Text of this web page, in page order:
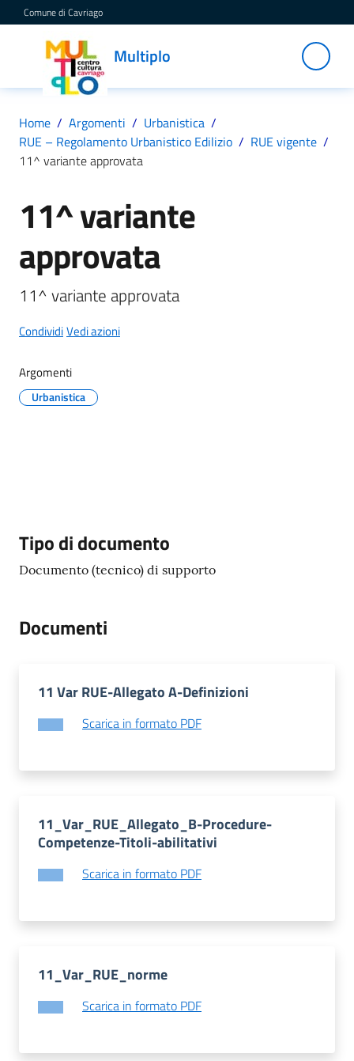
Vai al contenuto
Vai alla navigazione
Vai al footer
Comune di Cavriago
Multiplo
Multiplo
Centro
Cultura
a
a
o
o
saperne
più
Seguici
Home / Argomenti / Urbanistica /
RUE – Regolamento Urbanistico Edilizio / RUE vigente /
11^ variante approvata
Salta al contenuto
11^ variante
approvata
11^ variante approvata
CondividiVedi azioni
Argomenti
Urbanistica
Descrizione
Tipo di documento
Documento (tecnico) di supporto
Documenti
11 Var RUE-Allegato A-Definizioni
Scarica in formato PDF
11_Var_RUE_Allegato_B-Procedure-
Competenze-Titoli-abilitativi
Scarica in formato PDF
11_Var_RUE_norme
Scarica in formato PDF